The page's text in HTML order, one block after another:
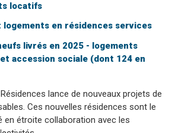
locatifs
logements en résidences services
livrés en 2025 - logements
accession sociale (dont 124 en
lance de nouveaux projets de
Ces nouvelles résidences sont le
en étroite collaboration avec les